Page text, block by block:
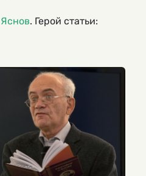
. Герой статьи: